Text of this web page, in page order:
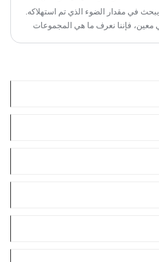
في مقدار الضوء الذي تم استهلاكه.
فإننا نعرف ما هي المجموعات